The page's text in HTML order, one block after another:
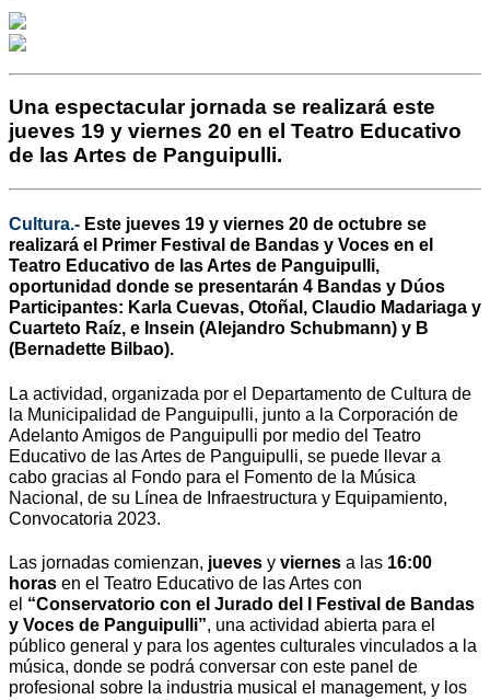
Una espectacular jornada se realizará este
jueves 19 y viernes 20 en el Teatro Educativo
de las Artes de Panguipulli.
Cultura.- Este jueves 19 y viernes 20 de octubre se
realizará el Primer Festival de Bandas y Voces en el
Teatro Educativo de las Artes de Panguipulli,
oportunidad donde se presentarán 4 Bandas y Dúos
Participantes: Karla Cuevas, Otoñal, Claudio Madariaga y
Cuarteto Raíz, e Insein (Alejandro Schubmann) y B
(Bernadette Bilbao).
La actividad, organizada por el Departamento de Cultura de
la Municipalidad de Panguipulli, junto a la Corporación de
Adelanto Amigos de Panguipulli por medio del Teatro
Educativo de las Artes de Panguipulli, se puede llevar a
cabo gracias al Fondo para el Fomento de la Música
Nacional, de su Línea de Infraestructura y Equipamiento,
Convocatoria 2023.
Las jornadas comienzan, jueves y viernes a las 16:00
horas en el Teatro Educativo de las Artes con
el “Conservatorio con el Jurado del I Festival de Bandas
y Voces de Panguipulli”, una actividad abierta para el
público general y para los agentes culturales vinculados a la
música, donde se podrá conversar con este panel de
profesional sobre la industria musical el management, y los